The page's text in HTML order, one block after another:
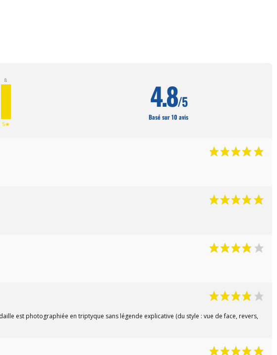
8
5★
4.8/5
Basé sur 10 avis
est photographiée en triptyque sans légende explicative (du style : vue de face, revers,